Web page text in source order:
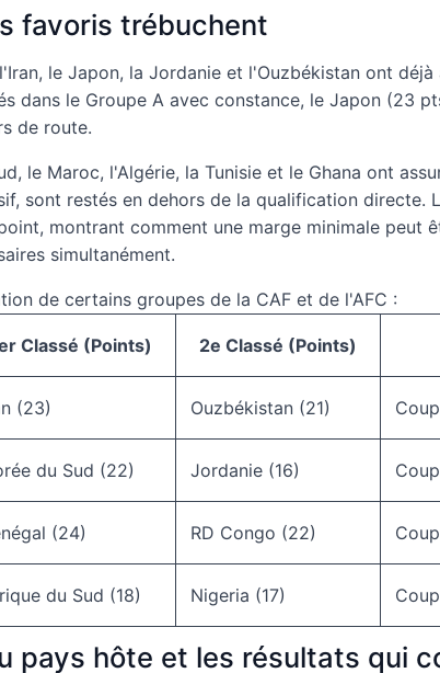
favoris trébuchent
le Japon, la Jordanie et l'Ouzbékistan ont
dans le Groupe A avec constance, le Japon (23
de route.
le Maroc, l'Algérie, la Tunisie et le Ghana ont
sont restés en dehors de la qualification directe.
montrant comment une marge minimale peut
simultanément.
de certains groupes de la CAF et de l'AFC :
Classé (Points) 2e Classé (Points)
(23) Ouzbékistan (21)
du Sud (22) Jordanie (16)
(24) RD Congo (22)
du Sud (18) Nigeria (17)
pays hôte et les résultats qui